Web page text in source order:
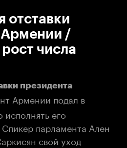
отставки
Армении /
числа
президента
Армении подал в
исполнять его
парламента Ален
свой уход